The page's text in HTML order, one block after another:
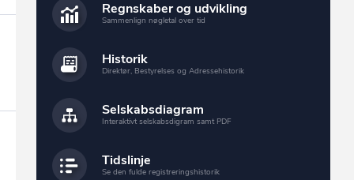
Regnskaber og udvikling
Sammenlign nøgletal over tid
Historik
Direktør, Bestyrelses og Adressehistorik
Selskabsdiagram
Interaktivt selskabsdigram samt PDF
Tidslinje
Se den fulde registreringshistorik